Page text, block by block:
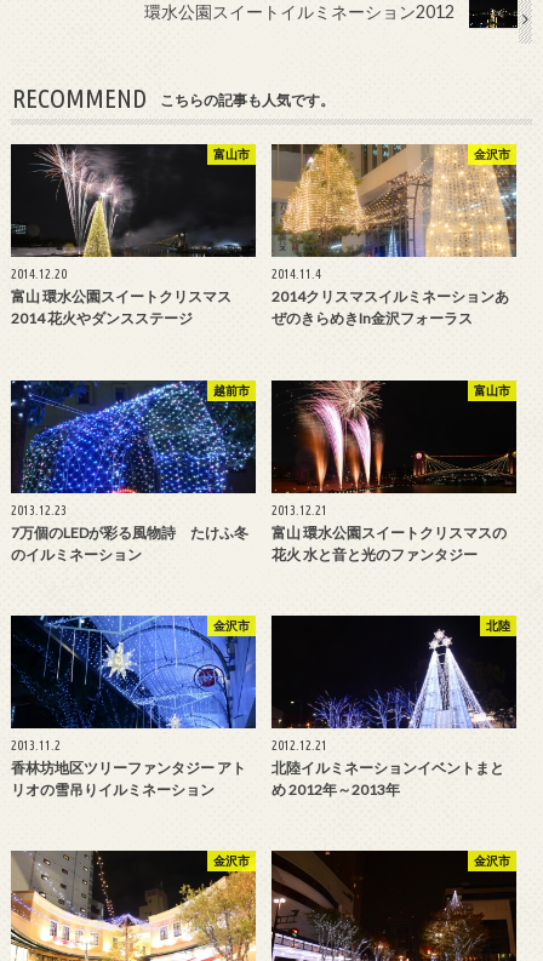
環水公園スイートイルミネーション2012
RECOMMEND こちらの記事も人気です。
富山市
2014.12.20
富山 環水公園スイートクリスマス
2014 花火やダンスステージ
金沢市
2014.11.4
2014クリスマスイルミネーションあ
ぜのきらめきin金沢フォーラス
越前市
2013.12.23
7万個のLEDが彩る風物詩 たけふ冬
のイルミネーション
富山市
2013.12.21
富山 環水公園スイートクリスマスの
花火 水と音と光のファンタジー
金沢市
2013.11.2
香林坊地区ツリーファンタジー アト
リオの雪吊りイルミネーション
北陸
2012.12.21
北陸イルミネーションイベントまと
め 2012年～2013年
金沢市 金沢市